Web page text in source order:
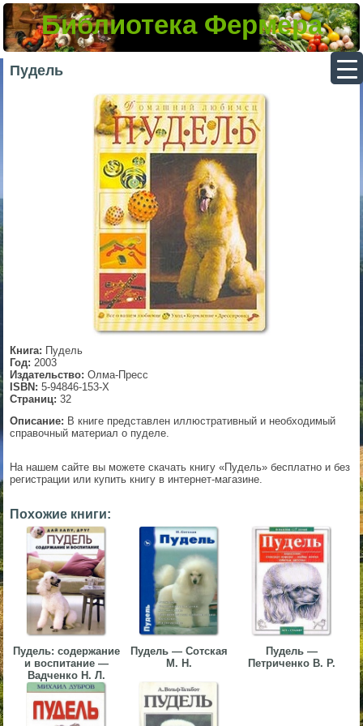
Библиотека Фермера
Пудель
Книга: Пудель
Год: 2003
Издательство: Олма-Пресс
ISBN: 5-94846-153-X
Страниц: 32
Описание: В книге представлен иллюстративный и необходимый
справочный материал о пуделе.
На нашем сайте вы можете скачать книгу «Пудель» бесплатно и без
регистрации или купить книгу в интернет-магазине.
Похожие книги:
Пудель: содержание
и воспитание —
Вадченко Н. Л.
Пудель — Сотская
М. Н.
Пудель —
Петриченко В. Р.
▼
▼
▼